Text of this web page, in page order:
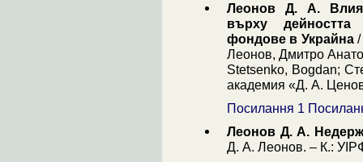
Леонов Д. А.
върху дейността
фондове в Украйна
Леонов, Дмитро
Stetsenko, Bogdan;
академия «Д. А.
Посилання 1
Леонов Д. А.
Д. А. Леонов. – К.: